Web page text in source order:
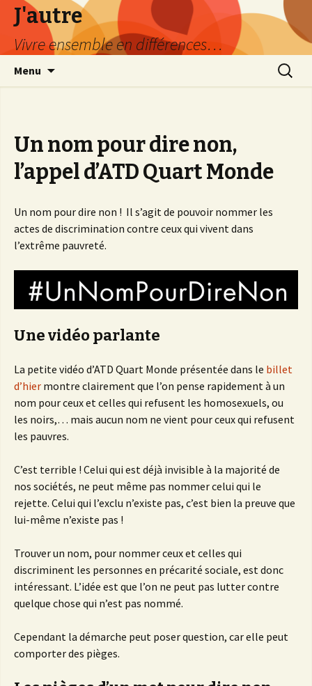
J'autre
Vivre ensemble en différences…
Menu
Un nom pour dire non,
l’appel d’ATD Quart Monde
Un nom pour dire non ! Il s’agit de pouvoir nommer les
actes de discrimination contre ceux qui vivent dans
l’extrême pauvreté.
Une vidéo parlante
La petite vidéo d’ATD Quart Monde présentée dans le billet
d’hier montre clairement que l’on pense rapidement à un
nom pour ceux et celles qui refusent les homosexuels, ou
les noirs,… mais aucun nom ne vient pour ceux qui refusent
les pauvres.
C’est terrible ! Celui qui est déjà invisible à la majorité de
nos sociétés, ne peut même pas nommer celui qui le
rejette. Celui qui l’exclu n’existe pas, c’est bien la preuve que
lui-même n’existe pas !
Trouver un nom, pour nommer ceux et celles qui
discriminent les personnes en précarité sociale, est donc
intéressant. L’idée est que l’on ne peut pas lutter contre
quelque chose qui n’est pas nommé.
Cependant la démarche peut poser question, car elle peut
comporter des pièges.